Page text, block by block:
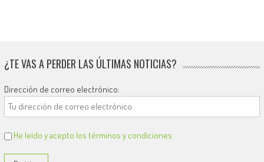
¿TE VAS A PERDER LAS ÚLTIMAS NOTICIAS?
Dirección de correo electrónico:
He leído y acepto los términos y condiciones